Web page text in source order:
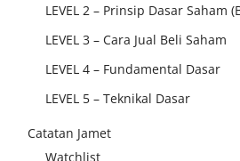
LEVEL 2 – Prinsip Dasar Saham
LEVEL 3 – Cara Jual Beli Saham
LEVEL 4 – Fundamental Dasar
LEVEL 5 – Teknikal Dasar
Catatan Jamet
Watchlist